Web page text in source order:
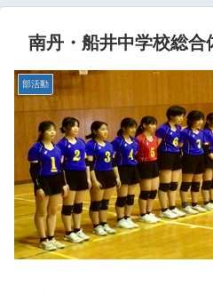
南丹・船井中学校総
部活動